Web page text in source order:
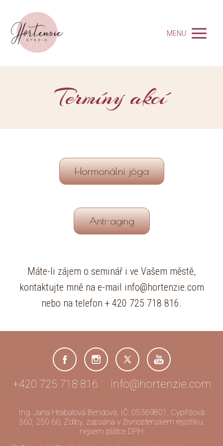
MENU
Termíny akcí
Hormonální jóga
Anti-aging
Máte-li zájem o seminář i ve Vašem městě,
kontaktujte mně na e-mail info@hortenzie.com
nebo na telefon + 420 725 718 816.
+420 725 718 816 info@hortenzie.com
Ing. Jana Hrabalová Bendová, IČ: 05369801, Cypřišová
560, 250 66, Zdiby, zapsána v živnostenském rejstříku,
nejsem plátce DPH